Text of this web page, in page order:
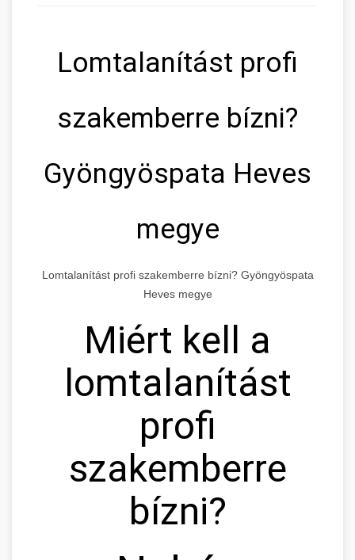
Lomtalanítást profi
szakemberre bízni?
Gyöngyöspata Heves
megye
Lomtalanítást profi szakemberre bízni? Gyöngyöspata
Heves megye
Miért kell a
lomtalanítást
profi
szakemberre
bízni?